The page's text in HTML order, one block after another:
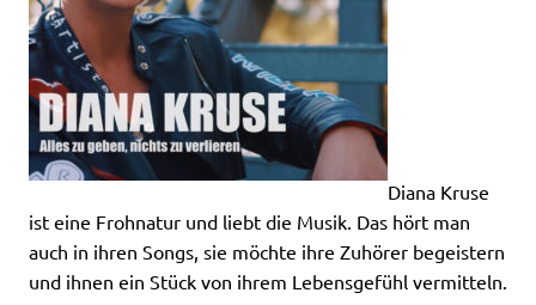
Diana Kruse
ist eine Frohnatur und liebt die Musik. Das hört man
auch in ihren Songs, sie möchte ihre Zuhörer begeistern
und ihnen ein Stück von ihrem Lebensgefühl vermitteln.